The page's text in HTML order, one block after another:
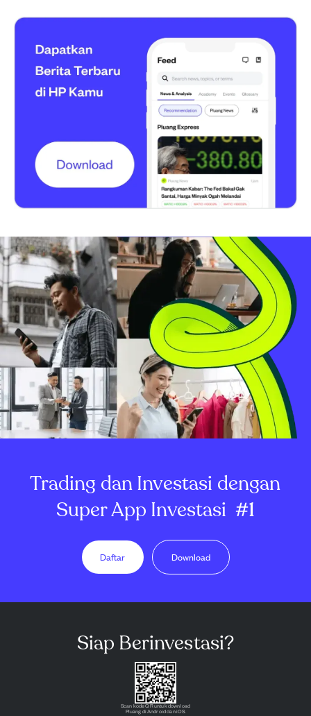
Trading dan Investasi dengan
Super App Investasi #1
Daftar Download
Siap Berinvestasi?
Scan kode QR untuk download
Pluang di Android dan iOS.